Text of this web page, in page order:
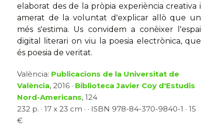
elaborat des de la pròpia experiència creativa i
amerat de la voluntat d'explicar allò que un
més s'estima. Us convidem a conèixer l'espai
digital literari on viu la poesia electrònica, que
és poesia de veritat.
València: Publicacions de la Universitat de
València, 2016 · Biblioteca Javier Coy d'Estudis
Nord-Americans, 124
232 p. · 17 x 23 cm · · ISBN 978-84-370-9840-1 · 15
€